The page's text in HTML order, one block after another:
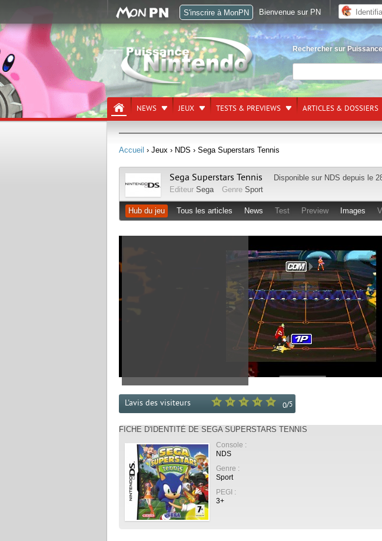
Rechercher sur
NEWS JEUX TESTS & PREVIEWS ARTICLES & DOSSIERS
Accueil › Jeux › NDS › Sega Superstars Tennis
Sega Superstars Tennis Disponible sur NDS depuis le
Editeur Sega Genre Sport
Hub du jeu Tous les articles News Test Preview Images
0/5
L'avis des visiteurs
FICHE D'IDENTITÉ DE SEGA SUPERSTARS TENNIS
Console :
NDS
Genre :
Sport
PEGI :
3+
S'inscrire à MonPN Bienvenue sur PN